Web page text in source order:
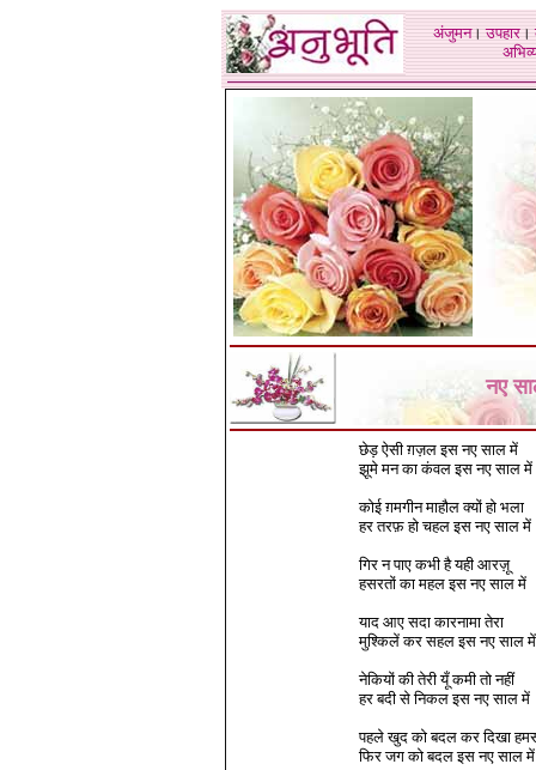
अंजुमन।उपहार।
नए
छेड़ ऐसी ग़ज़ल इस नए साल में
झूमे मन का कंवल इस नए साल में
कोई ग़मगीन माहौल क्यों हो भला
हर तरफ़ हो चहल इस नए साल में
गिर न पाए कभी है यही आरज़ू
हसरतों का महल इस नए साल में
याद आए सदा कारनामा तेरा
मुश्किलें कर सहल इस नए साल में
नेकियों की तेरी यूँ कमी तो नहीं
हर बदी से निकल इस नए साल में
पहले खुद को बदल कर दिखा
फिर जग को बदल इस नए साल में